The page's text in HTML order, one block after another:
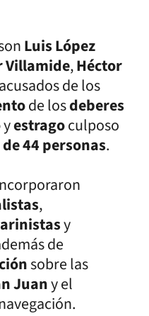
Luis López
Villamide,Héctor
de los
de losdeberes
yestragoculposo
44 personas.
,
y
de
sobre las
Juany el